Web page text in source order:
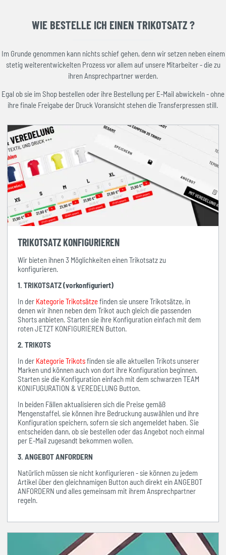
WIE BESTELLE ICH EINEN TRIKOTSATZ ?
Im Grunde genommen kann nichts schief gehen, denn wir setzen neben einem
stetig weiterentwickelten Prozess vor allem auf unsere Mitarbeiter - die zu
ihren Ansprechpartner werden.
Egal ob sie im Shop bestellen oder ihre Bestellung per E-Mail abwickeln - ohne
ihre finale Freigabe der Druck Voransicht stehen die Transferpressen still.
TRIKOTSATZ KONFIGURIEREN
Wir bieten ihnen 3 Möglichkeiten einen Trikotsatz zu
konfigurieren.
1. TRIKOTSATZ (vorkonfiguriert)
In der Kategorie Trikotsätzefinden sie unsere Trikotsätze, in
denen wir ihnen neben dem Trikot auch gleich die passenden
Shorts anbieten. Starten sie ihre Konfiguration einfach mit dem
roten JETZT KONFIGURIEREN Button.
2. TRIKOTS
In der Kategorie Trikotsfinden sie alle aktuellen Trikots unserer
Marken und können auch von dort ihre Konfiguration beginnen.
Starten sie die Konfiguration einfach mit dem schwarzen TEAM
KONIFUGURATION & VEREDELUNG Button.
In beiden Fällen aktualisieren sich die Preise gemäß
Mengenstaffel, sie können ihre Bedruckung auswählen und ihre
Konfiguration speichern, sofern sie sich angemeldet haben. Sie
entscheiden dann, ob sie bestellen oder das Angebot noch einmal
per E-Mail zugesandt bekommen wollen.
3. ANGEBOT ANFORDERN
Natürlich müssen sie nicht konfigurieren - sie können zu jedem
Artikel über den gleichnamigen Button auch direkt ein ANGEBOT
ANFORDERN und alles gemeinsam mit ihrem Ansprechpartner
regeln.